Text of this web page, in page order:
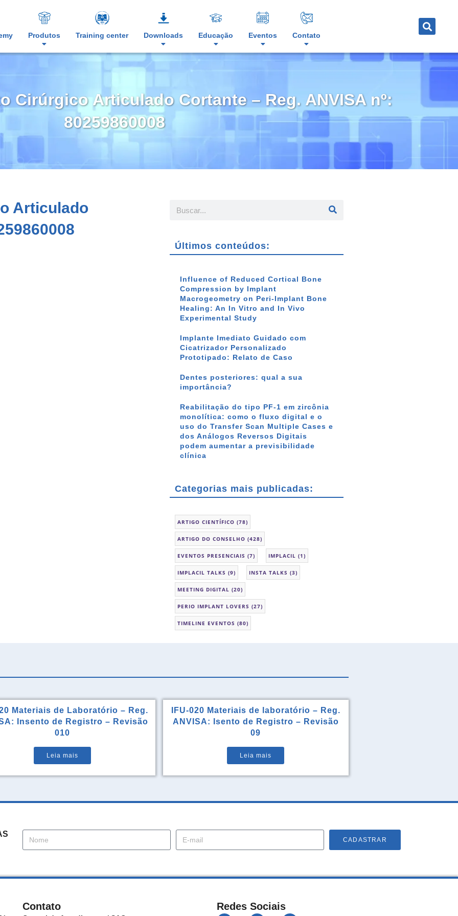
Produtos Training center Downloads Educação Eventos Contato
Cirúrgico Articulado Cortante – Reg. ANVISA nº:
80259860008
Articulado
Últimos conteúdos:
Influence of Reduced Cortical Bone
Compression by Implant
Macrogeometry on Peri-Implant Bone
Healing: An In Vitro and In Vivo
Experimental Study
Implante Imediato Guidado com
Cicatrizador Personalizado
Prototipado: Relato de Caso
Dentes posteriores: qual a sua
importância?
Reabilitação do tipo PF-1 em zircônia
monolítica: como o fluxo digital e o
uso do Transfer Scan Multiple Cases e
dos Análogos Reversos Digitais
podem aumentar a previsibilidade
clínica
Categorias mais publicadas:
ARTIGO CIENTÍFICO (78)
ARTIGO DO CONSELHO (428)
EVENTOS PRESENCIAIS (7) IMPLACIL (1)
IMPLACIL TALKS (9) INSTA TALKS (3)
MEETING DIGITAL (20)
PERIO IMPLANT LOVERS (27)
TIMELINE EVENTOS (80)
Materiais de Laboratório – Reg.
Insento de Registro – Revisão
010
Leia mais
IFU-020 Materiais de laboratório – Reg.
ANVISA: Isento de Registro – Revisão
09
Leia mais
CADASTRAR
Contato Redes Sociais